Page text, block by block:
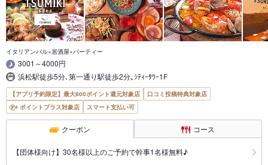
イタリアンバル×居酒屋×パーティー
3001～4000円
浜松駅徒歩5分､第一通り駅徒歩2分｡ｼﾃｨｰﾀﾜｰ1F
【アプリ予約限定】最大800ポイント還元対象店
口コミ投稿特典対象店
ポイントプラス対象店
スマート支払い可
クーポン コース
【団体様向け】30名様以上のご予約で幹事1名様無料♪